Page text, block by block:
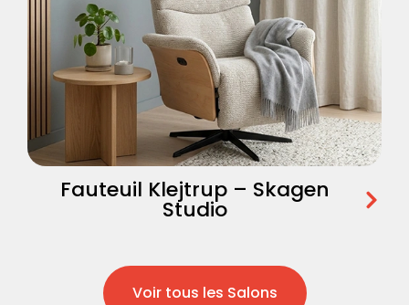
Fauteuil Klejtrup – Skagen
Studio
Voir tous les Salons